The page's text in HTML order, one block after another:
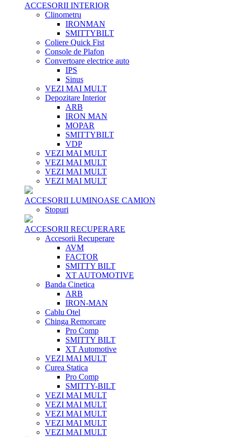
ACCESORII INTERIOR
Clinometru
IRONMAN
SMITTYBILT
Coliere Quick Fist
Console de Plafon
Convertoare electrice auto
IPS
Sinus
VEZI MAI MULT
Depozitare Interior
ARB
IRON MAN
MOPAR
SMITTYBILT
VDP
VEZI MAI MULT
VEZI MAI MULT
VEZI MAI MULT
VEZI MAI MULT
ACCESORII LUMINOASE CAMION
Stopuri
ACCESORII RECUPERARE
Accesorii Recuperare
AVM
FACTOR
SMITTY BILT
XT AUTOMOTIVE
Banda Cinetica
ARB
IRON-MAN
Cablu Otel
Chinga Remorcare
Pro Comp
SMITTY BILT
XT Automotive
VEZI MAI MULT
Curea Statica
Pro Comp
SMITTY-BILT
VEZI MAI MULT
VEZI MAI MULT
VEZI MAI MULT
VEZI MAI MULT
VEZI MAI MULT